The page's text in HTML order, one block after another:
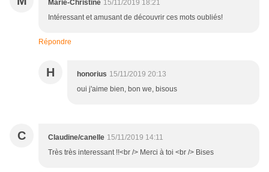
Marie-Christine 15/11/2019 18:21
Intéressant et amusant de découvrir ces mots oubliés!
Répondre
H honorius 15/11/2019 20:13
oui j'aime bien, bon we, bisous
C Claudine/canelle 15/11/2019 14:11
Très très interessant !!<br /> Merci à toi <br /> Bises